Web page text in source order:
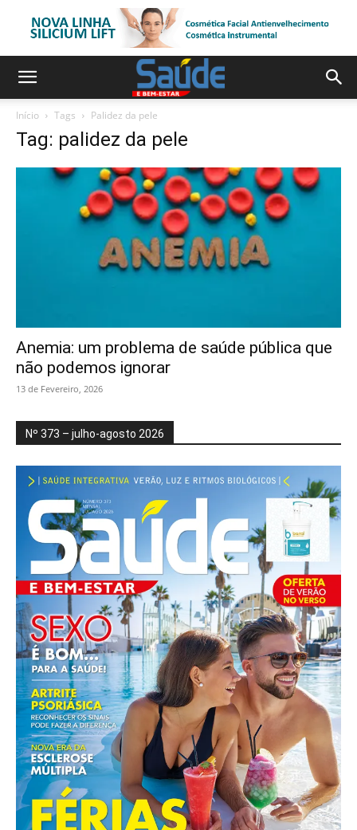
Início Tags Palidez da pele
Tag: palidez da pele
Anemia: um problema de saúde pública que
não podemos ignorar
13 de Fevereiro, 2026
Nº 373 – julho-agosto 2026